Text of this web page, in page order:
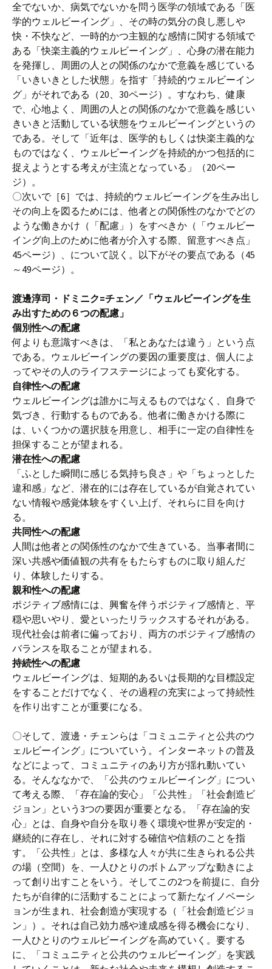
全でないか、病気でないかを問う医学の領域である「医
学的ウェルビーイング」、その時の気分の良し悪しや
快・不快など、一時的かつ主観的な感情に関する領域で
ある「快楽主義的ウェルビーイング」、心身の潜在能力
を発揮し、周囲の人との関係のなかで意義を感じている
「いきいきとした状態」を指す「持続的ウェルビーイン
グ」がそれである（20、30ページ）。すなわち、健康
で、心地よく、周囲の人との関係のなかで意義を感じい
きいきと活動している状態をウェルビーイングというの
である。そして「近年は、医学的もしくは快楽主義的な
ものではなく、ウェルビーイングを持続的かつ包括的に
捉えようとする考えが主流となっている」（20ペー
ジ）。
〇次いで［6］では、持続的ウェルビーイングを生み出し
その向上を図るためには、他者との関係性のなかでどの
ような働きかけ（「配慮」）をすべきか（「ウェルビー
イング向上のために他者が介入する際、留意すべき点」
45ページ）、について説く。以下がその要点である（45
～49ページ）。
渡邊淳司・ドミニク=チェン／「ウェルビーイングを生
み出すための６つの配慮」
個別性への配慮
何よりも意識すべきは、「私とあなたは違う」という点
である。ウェルビーイングの要因の重要度は、個人によ
ってやその人のライフステージによっても変化する。
自律性への配慮
ウェルビーイングは誰かに与えるものではなく、自身で
気づき、行動するものである。他者に働きかける際に
は、いくつかの選択肢を用意し、相手に一定の自律性を
担保することが望まれる。
潜在性への配慮
「ふとした瞬間に感じる気持ち良さ」や「ちょっとした
違和感」など、潜在的には存在しているが自覚されてい
ない情報や感覚体験をすくい上げ、それらに目を向け
る。
共同性への配慮
人間は他者との関係性のなかで生きている。当事者間に
深い共感や価値観の共有をもたらすものに取り組んだ
り、体験したりする。
親和性への配慮
ポジティブ感情には、興奮を伴うポジティブ感情と、平
穏や思いやり、愛といったリラックスするそれがある。
現代社会は前者に偏っており、両方のポジティブ感情の
バランスを取ることが望まれる。
持続性への配慮
ウェルビーイングは、短期的あるいは長期的な目標設定
をすることだけでなく、その過程の充実によって持続性
を作り出すことが重要になる。
〇そして、渡邊・チェンらは「コミュニティと公共のウ
ェルビーイング」についていう。インターネットの普及
などによって、コミュニティのあり方が揺れ動いてい
る。そんななかで、「公共のウェルビーイング」につい
て考える際、「存在論的安心」「公共性」「社会創造ビ
ジョン」という3つの要因が重要となる。「存在論的安
心」とは、自身や自分を取り巻く環境や世界が安定的・
継続的に存在し、それに対する確信や信頼のことを指
す。「公共性」とは、多様な人々が共に生きられる公共
の場（空間）を、一人ひとりのボトムアップな動きによ
って創り出すことをいう。そしてこの2つを前提に、自分
たちが自律的に活動することによって新たなイノベーシ
ョンが生まれ、社会創造が実現する（「社会創造ビジョ
ン」）。それは自己効力感や達成感を得る機会になり、
一人ひとりのウェルビーイングを高めていく。要する
に、「コミュニティと公共のウェルビーイング」を実践